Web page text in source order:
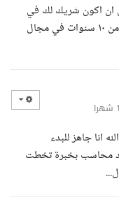
ان اكون شريك لك في
اتخاذ قرارك الاستثماري .. حيث لدي خبره اكثر من ١٠ سنوات في مجال
انا جاهز للبدء
محاسب بخبرة تخطت